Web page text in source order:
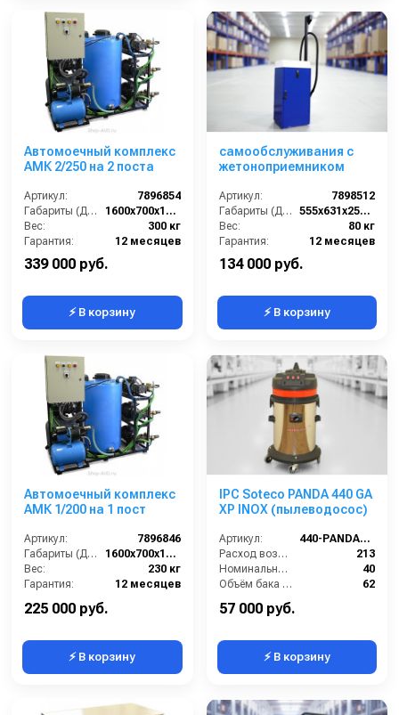
Автомоечный комплекс
АМК 2/250 на 2 поста
Артикул:
7896854
Габариты (ДхШхВ):
1600х700х1500
Вес:
300 кг
Гарантия:
12 месяцев
339 000 руб.
⚡ В корзину
самообслуживания с
жетоноприемником
Артикул:
7898512
Габариты (ДхШхВ):
555x631x2505(1361)
Вес:
80 кг
Гарантия:
12 месяцев
134 000 руб.
⚡ В корзину
Автомоечный комплекс
АМК 1/200 на 1 пост
Артикул:
7896846
Габариты (ДхШхВ):
1600х700х1500
Вес:
230 кг
Гарантия:
12 месяцев
225 000 руб.
⚡ В корзину
IPC Soteco PANDA 440 GA
XP INOX (пылеводосос)
Артикул:
440-PANDA-GA-XP
Расход воздуха (л/сек):
213
Номинальный диаметр принадлежностей (мм):
40
Объём бака (л):
62
Рабочая ширина основной насадки (мм):
57 000 руб.
⚡ В корзину